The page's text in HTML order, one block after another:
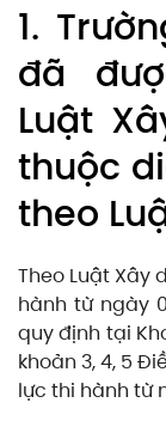
1.
đã
Luật
thuộc
theo
Theo Luật Xây
hành từ ngày
quy định tại
khoản 3, 4, 5
lực thi hành từ